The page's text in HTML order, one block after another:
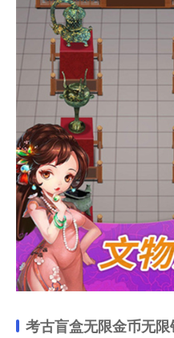
考古盲盒无限金币无限